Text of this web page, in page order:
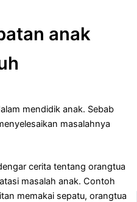
anak
mendidik anak. Sebab
masalahnya
cerita tentang orangtua
masalah anak. Contoh
memakai sepatu, orangtua